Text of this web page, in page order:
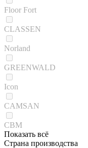
Floor Fort
CLASSEN
Norland
GREENWALD
Icon
CAMSAN
CBM
Показать всё
Страна производства